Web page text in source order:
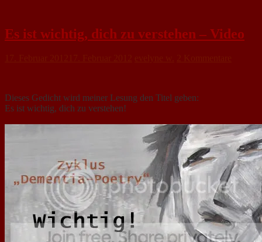
Es ist wichtig, dich zu verstehen – Video
Dieses Gedicht wird meiner Lesung den Titel geben:
Es ist wichtig, dich zu verstehen!